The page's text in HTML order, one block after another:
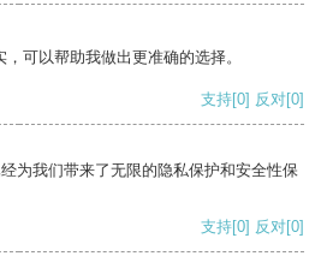
可以帮助我做出更准确的选择。
支持[0] 反对[0]
为我们带来了无限的隐私保护和安全性保
支持[0] 反对[0]